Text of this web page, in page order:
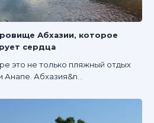
Абхазии, которое
сердца
это не только пляжный отдых
Анапе. Абхазия&n...